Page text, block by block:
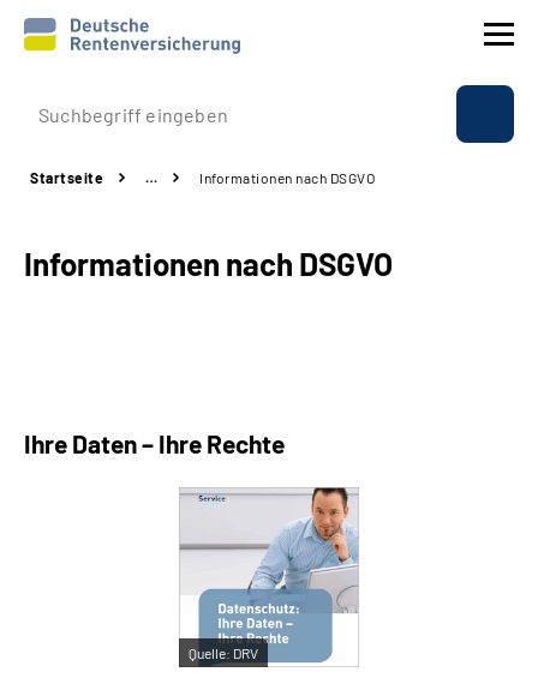
Prävention
Rente
Startseite … Informationen nach DSGVO
Informationen nach DSGVO
Ihre Daten – Ihre Rechte
Quelle: DRV